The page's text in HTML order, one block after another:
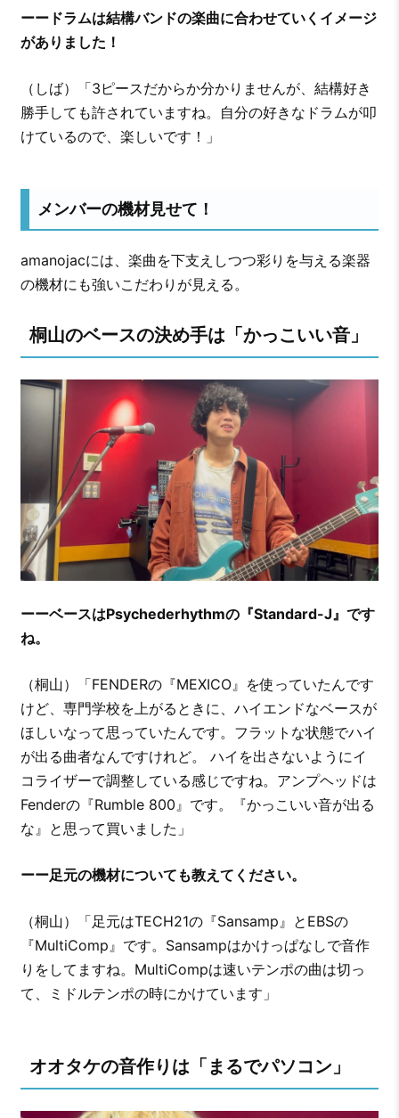
ーードラムは結構バンドの楽曲に合わせていくイメージ
がありました！
（しば）「3ピースだからか分かりませんが、結構好き
勝手しても許されていますね。自分の好きなドラムが叩
けているので、楽しいです！」
メンバーの機材見せて！
amanojacには、楽曲を下支えしつつ彩りを与える楽器
の機材にも強いこだわりが見える。
桐山のベースの決め手は「かっこいい音」
ーーベースはPsychederhythmの『Standard-J』です
ね。
（桐山）「FENDERの『MEXICO』を使っていたんです
けど、専門学校を上がるときに、ハイエンドなベースが
ほしいなって思っていたんです。フラットな状態でハイ
が出る曲者なんですけれど。 ハイを出さないようにイ
コライザーで調整している感じですね。アンプヘッドは
Fenderの『Rumble 800』です。『かっこいい音が出る
な』と思って買いました」
ーー足元の機材についても教えてください。
（桐山）「足元はTECH21の『Sansamp』とEBSの
『MultiComp』です。Sansampはかけっぱなしで音作
りをしてますね。MultiCompは速いテンポの曲は切っ
て、ミドルテンポの時にかけています」
オオタケの音作りは「まるでパソコン」